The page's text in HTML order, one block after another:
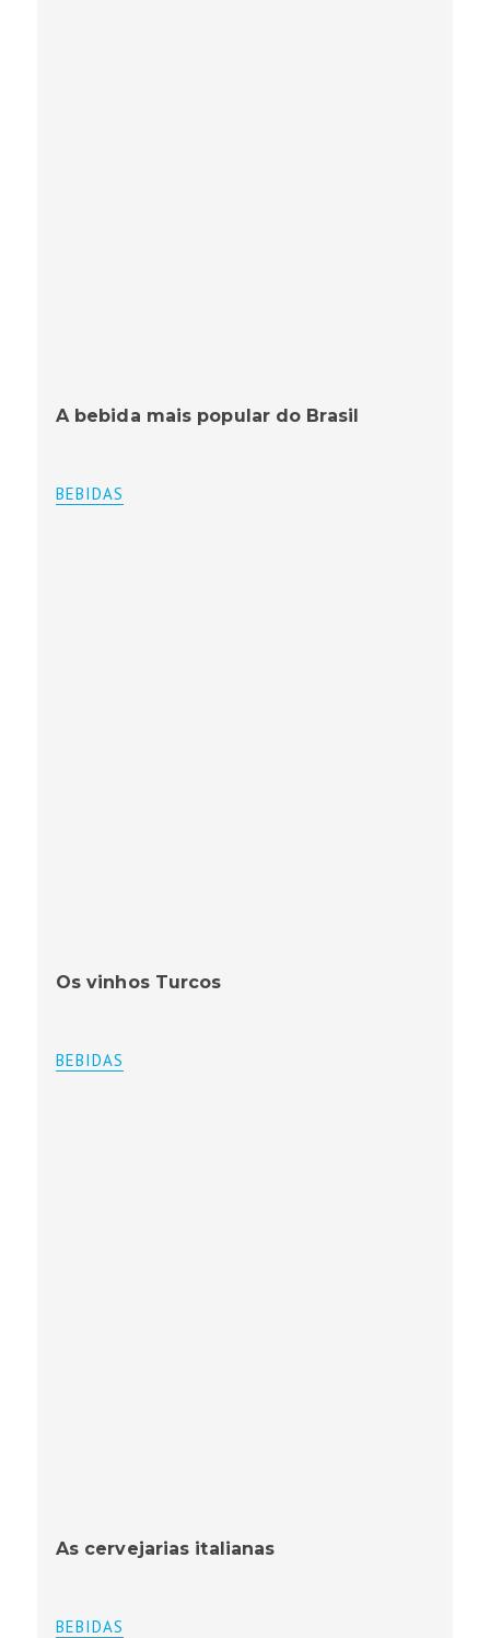
A bebida mais popular do Brasil
BEBIDAS
Os vinhos Turcos
BEBIDAS
As cervejarias italianas
BEBIDAS